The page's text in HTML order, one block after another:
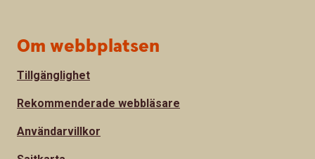
Om webbplatsen
Tillgänglighet
Rekommenderade webbläsare
Användarvillkor